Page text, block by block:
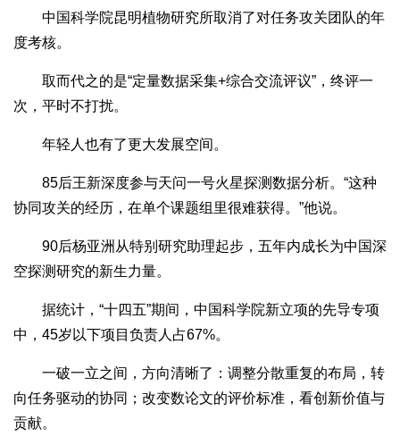
中国科学院昆明植物研究所取消了对任务攻关团队的年
度考核。
取而代之的是“定量数据采集+综合交流评议”，终评一
次，平时不打扰。
年轻人也有了更大发展空间。
85后王新深度参与天问一号火星探测数据分析。“这种
协同攻关的经历，在单个课题组里很难获得。”他说。
90后杨亚洲从特别研究助理起步，五年内成长为中国深
空探测研究的新生力量。
据统计，“十四五”期间，中国科学院新立项的先导专项
中，45岁以下项目负责人占67%。
一破一立之间，方向清晰了：调整分散重复的布局，转
向任务驱动的协同；改变数论文的评价标准，看创新价值与
贡献。